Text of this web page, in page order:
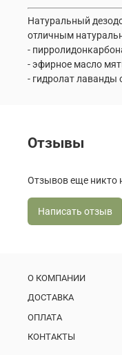
Натуральный
отличным
-
- эфирное масло
- гидролат лаванды
Отзывы
Отзывов еще никто
Написать отзыв
О КОМПАНИИ
ДОСТАВКА
ОПЛАТА
КОНТАКТЫ